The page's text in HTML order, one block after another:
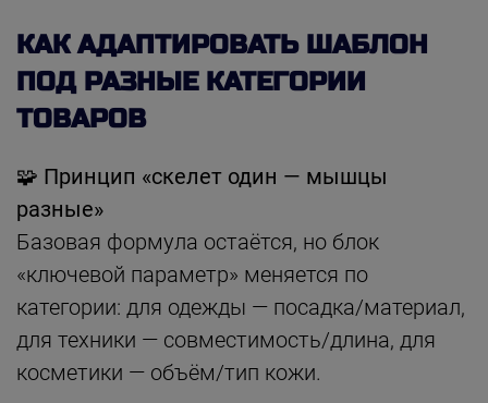
КАК АДАПТИРОВАТЬ ШАБЛОН
ПОД РАЗНЫЕ КАТЕГОРИИ
ТОВАРОВ
🧩 Принцип «скелет один — мышцы
разные»
Базовая формула остаётся, но блок
«ключевой параметр» меняется по
категории: для одежды — посадка/материал,
для техники — совместимость/длина, для
косметики — объём/тип кожи.